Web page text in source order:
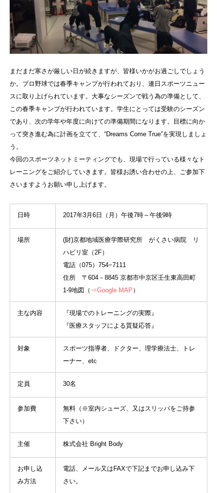
まだまだ寒さが厳しい日が続きますが、皆様いかがお過ごしでしょう
か。プロ野球では春季キャンプが行われており、連日スポーツニュー
スに取り上げられています。大事なシーズンで戦う為の準備として、
この春季キャンプが行われています。学生にとっては受験のシーズン
であり、次の学年や年度に向けての準備期間になります。目標に向か
って突き進む為に計画を立てて、“Dreams Come True”を実現しましょ
う。
今回のスポーツネットミーティングでも、現場で行っている様々なト
レーニングをご紹介していきます。皆様お誘い合わせの上、ご参加下
さいますようお願い申し上げます。
日時 2017年3月6日（月）午後7時～午後9時
場所
(財)京都地域医療学際研究所 がくさい病院 リ
ハビリ室（2F）
電話（075）754−7111
住所 〒604－8845 京都市中京区壬生東高田町
1-9地図（ ⇒Google MAP ）
主な内容
『現場でのトレーニングの実際』
『医療スタッフによる質疑応答』
対象
スポーツ指導者、ドクター、理学療法士、トレ
ーナー、etc
定員 30名
参加費
無料（※室内シューズ、又はスリッパをご持参
下さい）
主催 株式会社 Bright Body
お申し込
み方法
電話、メール又はFAXで下記までお申し込み下
さい。